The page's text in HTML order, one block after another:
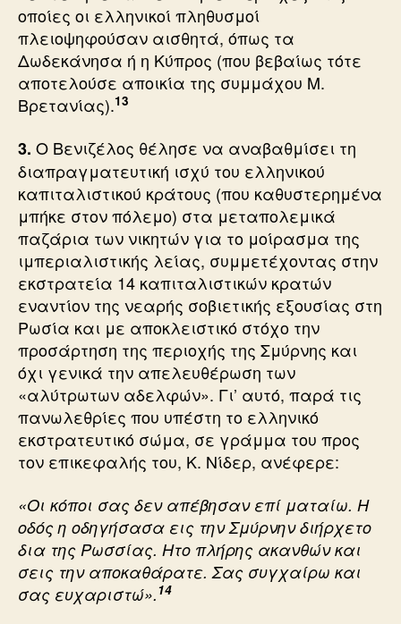
οποίες οι ελληνικοί πληθυσμοί
πλειοψηφούσαν αισθητά, όπως τα
Δωδεκάνησα ή η Κύπρος (που βεβαίως τότε
αποτελούσε αποικία της συμμάχου Μ.
Βρετανίας).13
3. Ο Βενιζέλος θέλησε να αναβαθμίσει τη
διαπραγματευτική ισχύ του ελληνικού
καπιταλιστικού κράτους (που καθυστερημένα
μπήκε στον πόλεμο) στα μεταπολεμικά
παζάρια των νικητών για το μοίρασμα της
ιμπεριαλιστικής λείας, συμμετέχοντας στην
εκστρατεία 14 καπιταλιστικών κρατών
εναντίον της νεαρής σοβιετικής εξουσίας στη
Ρωσία και με αποκλειστικό στόχο την
προσάρτηση της περιοχής της Σμύρνης και
όχι γενικά την απελευθέρωση των
«αλύτρωτων αδελφών». Γι’ αυτό, παρά τις
πανωλεθρίες που υπέστη το ελληνικό
εκστρατευτικό σώμα, σε γράμμα του προς
τον επικεφαλής του, Κ. Νίδερ, ανέφερε:
«Οι κόποι σας δεν απέβησαν επί ματαίω. Η
οδός η οδηγήσασα εις την Σμύρνην διήρχετο
δια της Ρωσσίας. Ητο πλήρης ακανθών και
σεις την αποκαθάρατε. Σας συγχαίρω και
σας ευχαριστώ».14